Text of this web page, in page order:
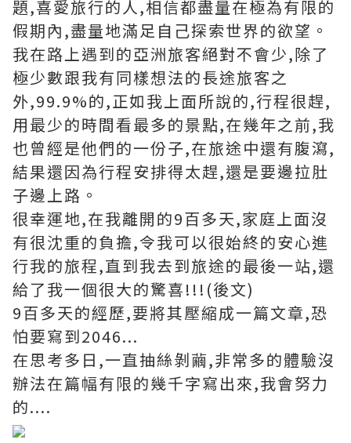
題,喜愛旅行的人,相信都盡量在極為有限的
假期內,盡量地滿足自己探索世界的欲望。
我在路上遇到的亞洲旅客絕對不會少,除了
極少數跟我有同樣想法的長途旅客之
外,99.9%的,正如我上面所說的,行程很趕,
用最少的時間看最多的景點,在幾年之前,我
也曾經是他們的一份子,在旅途中還有腹瀉,
結果還因為行程安排得太趕,還是要邊拉肚
子邊上路。
很幸運地,在我離開的9百多天,家庭上面沒
有很沈重的負擔,令我可以很始終的安心進
行我的旅程,直到我去到旅途的最後一站,還
給了我一個很大的驚喜!!!(後文)
9百多天的經歷,要將其壓縮成一篇文章,恐
怕要寫到2046...
在思考多日,一直抽絲剝繭,非常多的體驗沒
辦法在篇幅有限的幾千字寫出來,我會努力
的....